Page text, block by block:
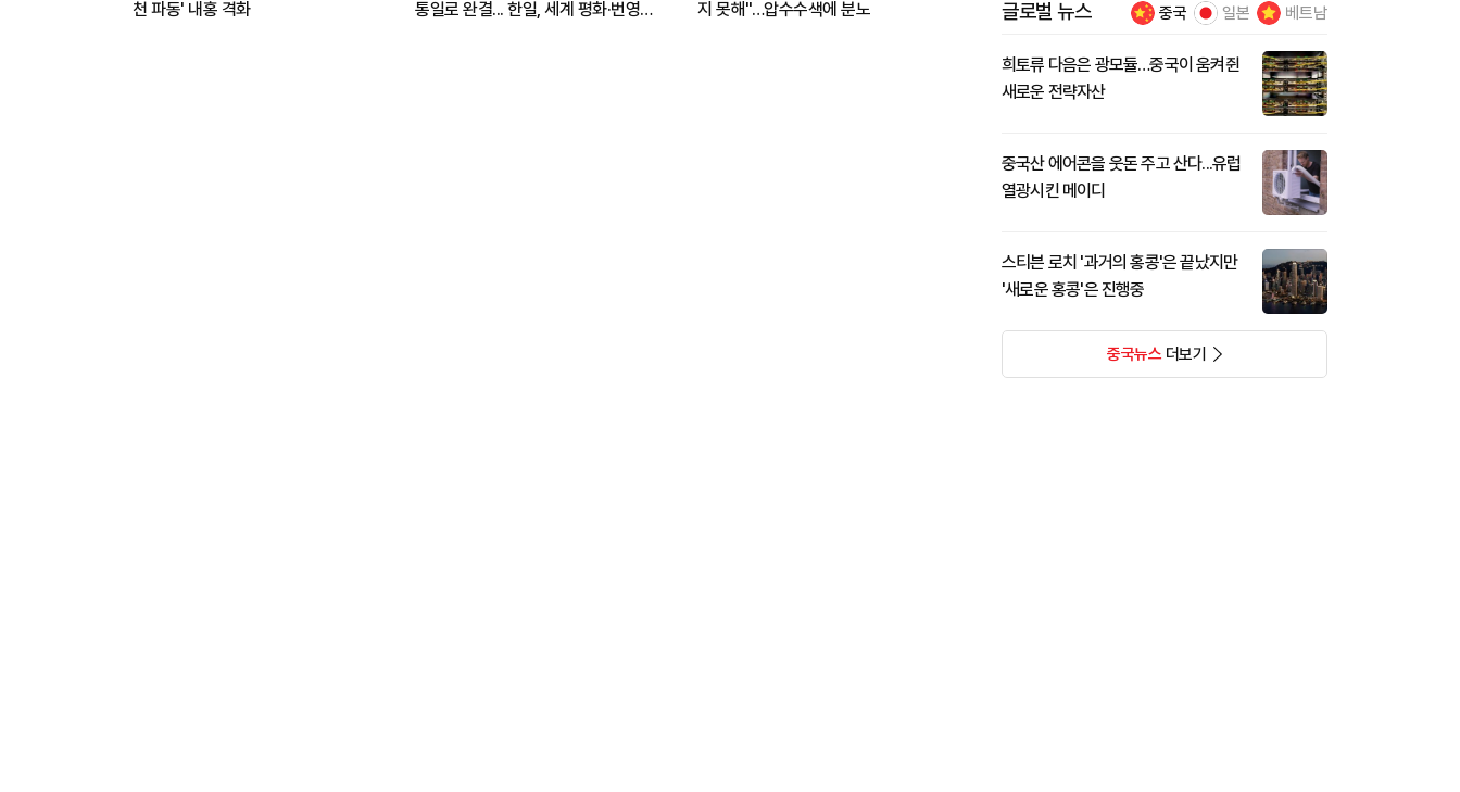
천 파동' 내홍 격화
통일로 완결... 한일, 세계 평화·번영
지 못해"…압수수색에 분노
글로벌 뉴스 중국 일본 베트남
희토류 다음은 광모듈…중국이 움켜쥔
새로운 전략자산
중국산 에어콘을 웃돈 주고 산다...유럽
열광시킨 메이디
스티븐 로치 '과거의 홍콩'은 끝났지만
'새로운 홍콩'은 진행중
중국뉴스더보기